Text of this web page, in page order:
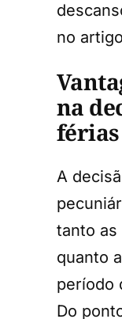
no
na
férias
A
tanto as
quanto
período
Do